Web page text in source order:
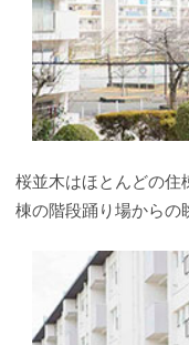
桜並木はほとんどの住
棟の階段踊り場からの